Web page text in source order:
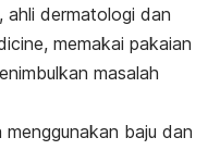
ahli dermatologi dan
memakai pakaian
masalah
baju dan